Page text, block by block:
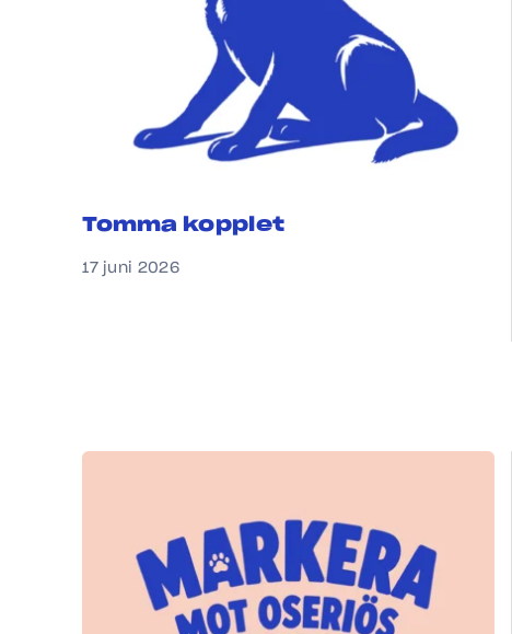
Tomma kopplet
17 juni 2026